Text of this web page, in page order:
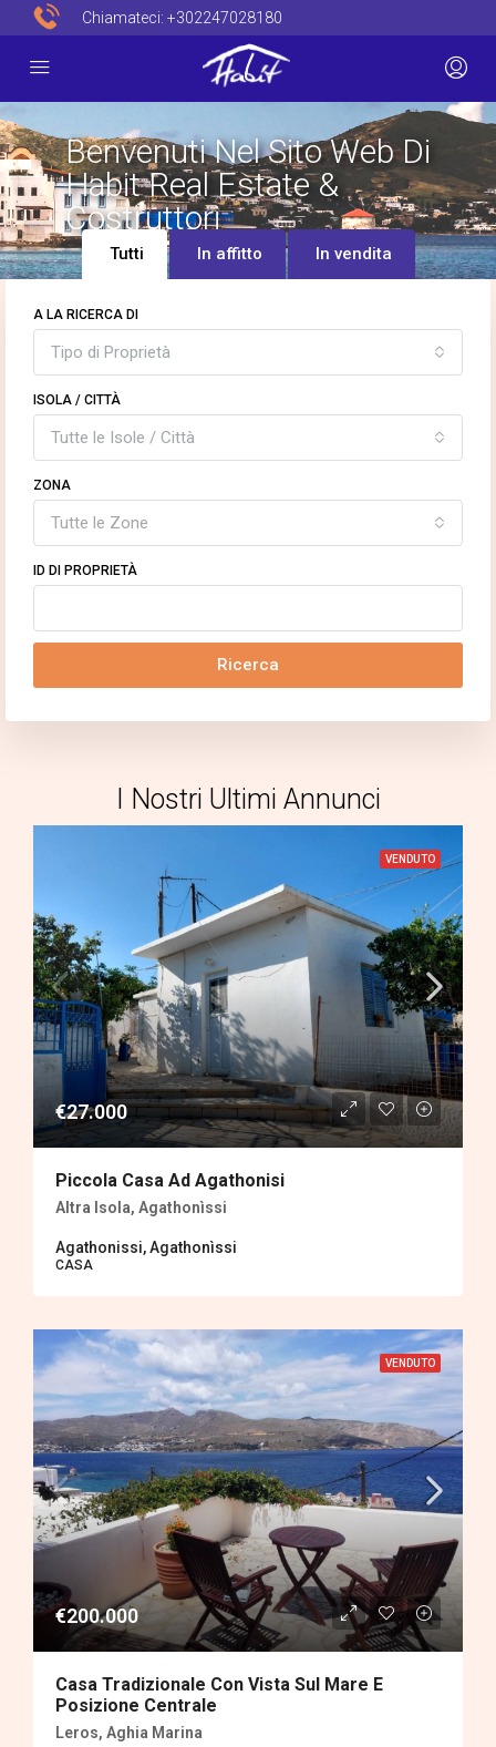
Chiamateci: +302247028180
Benvenuti Nel Sito Web Di
Habit Real Estate &
Costruttori
Tutti In affitto In vendita
A LA RICERCA DI
Tipo di Proprietà
ISOLA / CITTÀ
Tutte le Isole / Città
ZONA
Tutte le Zone
ID DI PROPRIETÀ
Ricerca
I Nostri Ultimi Annunci
VENDUTO
€27.000
Piccola Casa Ad Agathonisi
Altra Isola, Agathonìssi
Agathonissi, Agathonìssi
CASA
VENDUTO
€200.000
Casa Tradizionale Con Vista Sul Mare E
Posizione Centrale
Leros, Aghia Marina